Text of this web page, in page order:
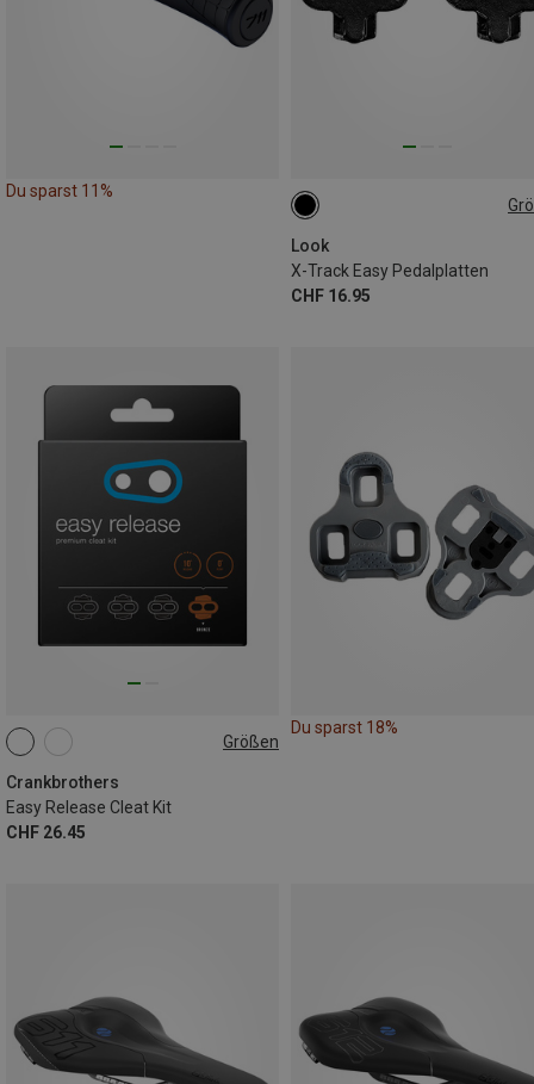
Du sparst 11%
Look
X-Track Easy Pedalplatten
CHF 16.95
ONE SIZE
Größen
Crankbrothers
Easy Release Cleat Kit
CHF 26.45
+/- 0°
Du sparst 18%